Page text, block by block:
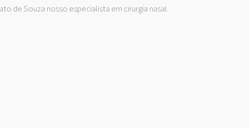
de Souza nosso especialista em cirurgia nasal.